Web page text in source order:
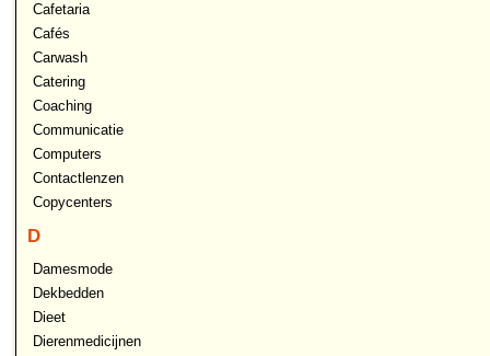
Cafetaria
Cafés
Carwash
Catering
Coaching
Communicatie
Computers
Contactlenzen
Copycenters
D
Damesmode
Dekbedden
Dieet
Dierenmedicijnen